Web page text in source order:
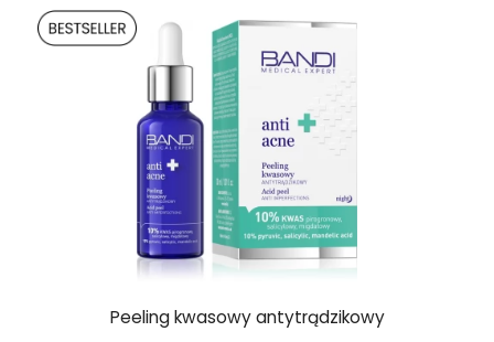
Peeling kwasowy antytrądzikowy